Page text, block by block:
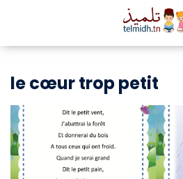
le cœur trop petit